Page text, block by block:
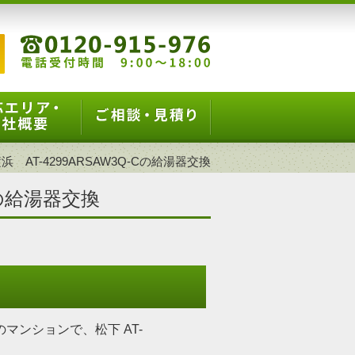
AT-4299ARSAW3Q-Cの給湯器交換
湯器交換
ンションで、松下 AT-